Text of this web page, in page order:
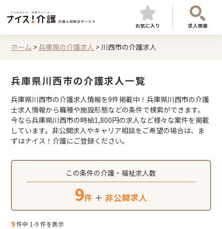
お気に入り 求人検索
ホーム >兵庫県の介護求人 >川西市の介護求人
兵庫県川西市の介護求人一覧
兵庫県川西市の介護求人情報を9件掲載中！兵庫県川西市の介護
士求人情報から職種や施設形態などの条件で検索ができます。
今なら兵庫県川西市の時給1,800円の求人など様々な案件を掲載
しています。非公開求人やキャリア相談をご希望の場合は、ま
ずはナイス！介護にご登録ください。
この条件の介護・福祉求人数
9件 ＋ 非公開求人
9件中 1-9 件を表示